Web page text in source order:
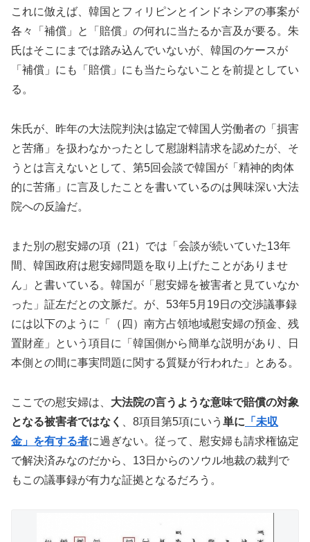
これに倣えば、韓国とフィリピンとインドネシアの事案が
各々「補償」と「賠償」の何れに当たるか言及が要る。朱
氏はそこにまでは踏み込んでいないが、韓国のケースが
「補償」にも「賠償」にも当たらないことを前提としてい
る。
朱氏が、昨年の大法院判決は協定で韓国人労働者の「損害
と苦痛」を扱わなかったとして慰謝料請求を認めたが、そ
うとは言えないとして、第5回会談で韓国が「精神的肉体
的に苦痛」に言及したことを書いているのは興味深い大法
院への反論だ。
また別の慰安婦の項（21）では「会談が続いていた13年
間、韓国政府は慰安婦問題を取り上げたことがありませ
ん」と書いている。韓国が「慰安婦を被害者と見ていなか
った」証左だとの文脈だ。が、53年5月19日の交渉議事録
には以下のように「（四）南方占領地域慰安婦の預金、残
置財産」という項目に「韓国側から簡単な説明があり、日
本側との間に事実問題に関する質疑が行われた」とある。
ここでの慰安婦は、 大法院の言うような意味で賠償の対象
となる被害者ではなく
、8項目第5項にいう 単に 「未収
金」を有する者に過ぎない。従って、慰安婦も請求権協定
で解決済みなのだから、13日からのソウル地裁の裁判で
もこの議事録が有力な証拠となるだろう。